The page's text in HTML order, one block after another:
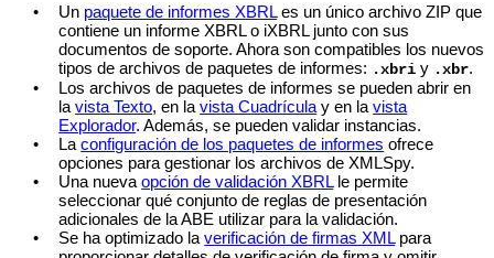
• Un paquete de informes XBRLes un único archivo ZIP que
contiene un informe XBRL o iXBRL junto con sus
documentos de soporte. Ahora son compatibles los nuevos
tipos de archivos de paquetes de informes: .xbri y .xbr.
•
Los archivos de paquetes de informes se pueden abrir en
lavista Texto, en lavista Cuadrícula y en lavista
Explorador. Además, se pueden validar instancias.
•
Laconfiguración de los paquetes de informes ofrece
opciones para gestionar los archivos deXMLSpy.
•
Una nuevaopción de validación XBRLle permite
seleccionar qué conjunto de reglas de presentación
adicionales de la ABE utilizar para la validación.
•
Se ha optimizado laverificación de firmas XMLpara